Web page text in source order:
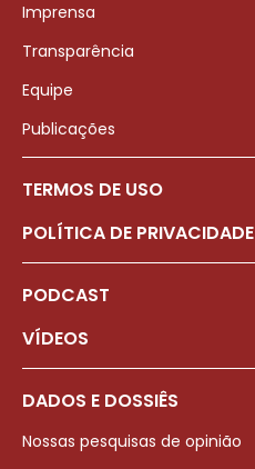
Imprensa
Transparência
Equipe
Publicações
TERMOS DE USO
POLÍTICA DE PRIVACIDADE
PODCAST
VÍDEOS
DADOS E DOSSIÊS
Nossas pesquisas de opinião